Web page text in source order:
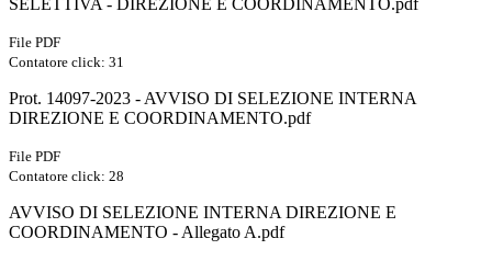
SELETTIVA - DIREZIONE E COORDINAMENTO.pdf
File PDF
Contatore click: 31
Prot. 14097-2023 - AVVISO DI SELEZIONE INTERNA
DIREZIONE E COORDINAMENTO.pdf
File PDF
Contatore click: 28
AVVISO DI SELEZIONE INTERNA DIREZIONE E
COORDINAMENTO - Allegato A.pdf